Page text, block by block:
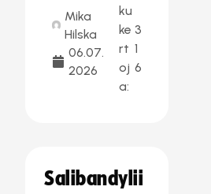
Mika
Hilska
06.07.
2026
ku
ke
rt
oj
a:
3
1
6
Salibandylii